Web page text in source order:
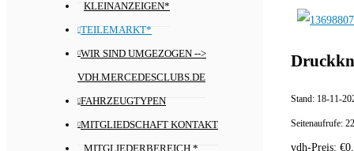
KLEINANZEIGEN*
TEILEMARKT*
WIR SIND UMGEZOGEN -->
VDH.MERCEDESCLUBS.DE
FAHRZEUGTYPEN
MITGLIEDSCHAFT KONTAKT
MITGLIEDERBEREICH *
Stand: 18-11-
Seitenaufrufe:
vdh-Preis: €